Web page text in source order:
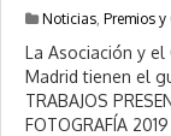
Noticias Premios
La Asociación y
Madrid tienen el
TRABAJOS
FOTOGRAFÍA